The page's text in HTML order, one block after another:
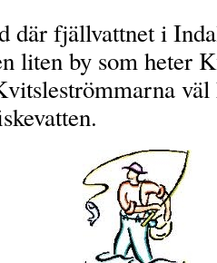
där fjällvattnet i
liten by som heter
väl